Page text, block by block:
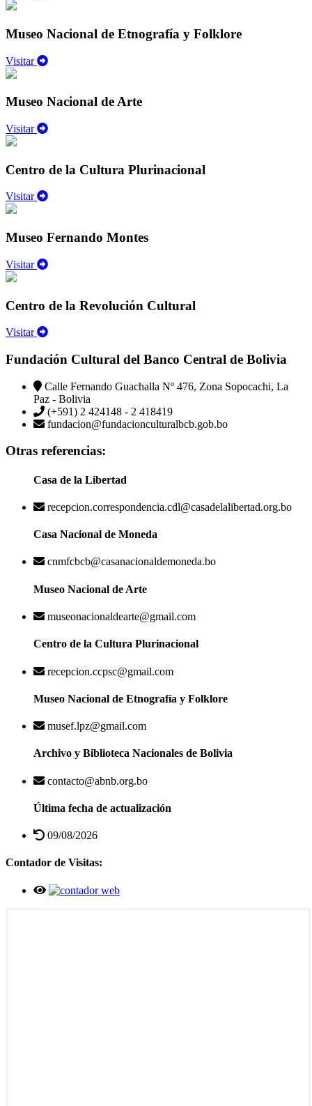
Museo Nacional de Etnografía y Folklore
Visitar
Museo Nacional de Arte
Visitar
Centro de la Cultura Plurinacional
Visitar
Museo Fernando Montes
Visitar
Centro de la Revolución Cultural
Visitar
Fundación Cultural del Banco Central de Bolivia
Calle Fernando Guachalla Nº 476, Zona Sopocachi, La
Paz - Bolivia
(+591) 2 424148 - 2 418419
fundacion@fundacionculturalbcb.gob.bo
Otras referencias:
Casa de la Libertad
recepcion.correspondencia.cdl@casadelalibertad.org.bo
Casa Nacional de Moneda
cnmfcbcb@casanacionaldemoneda.bo
Museo Nacional de Arte
museonacionaldearte@gmail.com
Centro de la Cultura Plurinacional
recepcion.ccpsc@gmail.com
Museo Nacional de Etnografía y Folklore
musef.lpz@gmail.com
Archivo y Biblioteca Nacionales de Bolivia
contacto@abnb.org.bo
Última fecha de actualización
09/08/2026
Contador de Visitas: